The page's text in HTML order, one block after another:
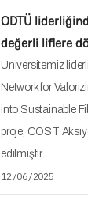
ODTÜ
değerli liflere
Üniversitemiz
Network for
into Sustainable
proje, COST
edilmiştir.…
12/06/2025